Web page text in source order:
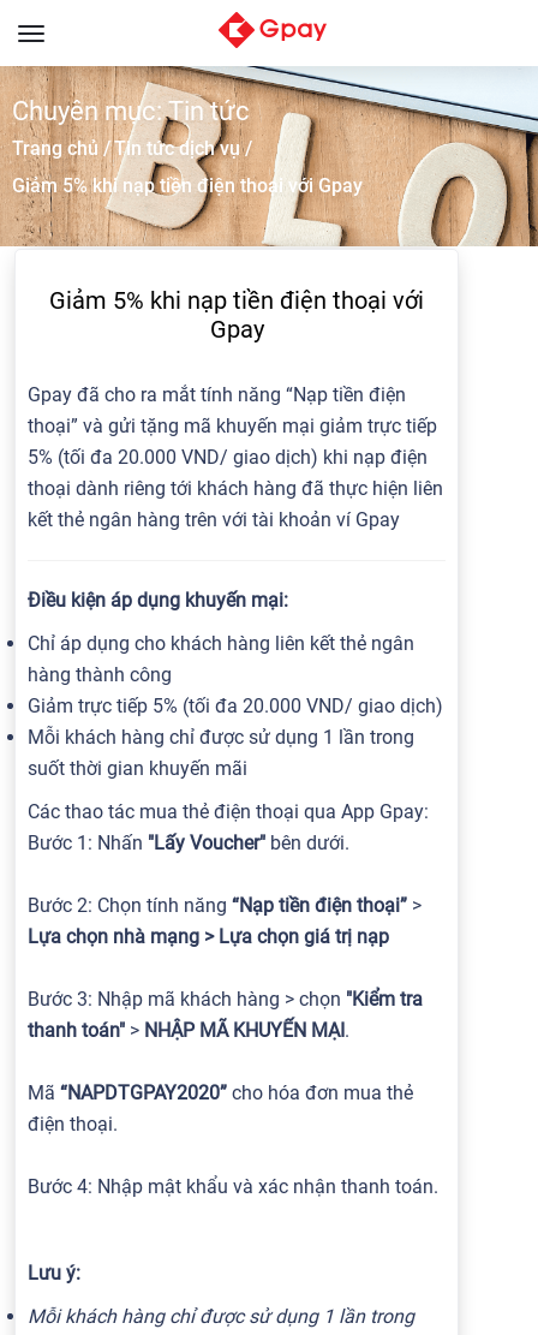
Toggle
Chuyên mục: Tin tức
Trang chủ /Tin tức dịch vụ /
Giảm 5% khi nạp tiền điện thoại với Gpay
Giảm 5% khi nạp tiền điện thoại với
Gpay
Gpay đã cho ra mắt tính năng “Nạp tiền điện
thoại” và gửi tặng mã khuyến mại giảm trực tiếp
5% (tối đa 20.000 VND/ giao dịch) khi nạp điện
thoại dành riêng tới khách hàng đã thực hiện liên
kết thẻ ngân hàng trên với tài khoản ví Gpay
Điều kiện áp dụng khuyến mại:
Chỉ áp dụng cho khách hàng liên kết thẻ ngân
hàng thành công
Giảm trực tiếp 5% (tối đa 20.000 VND/ giao dịch)
Mỗi khách hàng chỉ được sử dụng 1 lần trong
suốt thời gian khuyến mãi
Các thao tác mua thẻ điện thoại qua App Gpay:
Bước 1: Nhấn "Lấy Voucher" bên dưới.
Bước 2: Chọn tính năng “Nạp tiền điện thoại” >
Lựa chọn nhà mạng > Lựa chọn giá trị nạp
Bước 3: Nhập mã khách hàng > chọn "Kiểm tra
thanh toán" > NHẬP MÃ KHUYẾN MẠI.
Mã “NAPDTGPAY2020” cho hóa đơn mua thẻ
điện thoại.
Bước 4: Nhập mật khẩu và xác nhận thanh toán.
Lưu ý:
Mỗi khách hàng chỉ được sử dụng 1 lần trong